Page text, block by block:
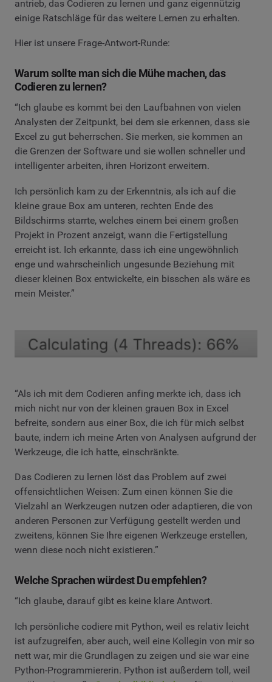
antrieb, das Codieren zu lernen und ganz eigennützig
einige Ratschläge für das weitere Lernen zu erhalten.
Hier ist unsere Frage-Antwort-Runde:
Warum sollte man sich die Mühe machen, das
Codieren zu lernen?
“Ich glaube es kommt bei den Laufbahnen von vielen
Analysten der Zeitpunkt, bei dem sie erkennen, dass sie
Excel zu gut beherrschen. Sie merken, sie kommen an
die Grenzen der Software und sie wollen schneller und
intelligenter arbeiten, ihren Horizont erweitern.
Ich persönlich kam zu der Erkenntnis, als ich auf die
kleine graue Box am unteren, rechten Ende des
Bildschirms starrte, welches einem bei einem großen
Projekt in Prozent anzeigt, wann die Fertigstellung
erreicht ist. Ich erkannte, dass ich eine ungewöhnlich
enge und wahrscheinlich ungesunde Beziehung mit
dieser kleinen Box entwickelte, ein bisschen als wäre es
mein Meister.”
“Als ich mit dem Codieren anfing merkte ich, dass ich
mich nicht nur von der kleinen grauen Box in Excel
befreite, sondern aus einer Box, die ich für mich selbst
baute, indem ich meine Arten von Analysen aufgrund der
Werkzeuge, die ich hatte, einschränkte.
Das Codieren zu lernen löst das Problem auf zwei
offensichtlichen Weisen: Zum einen können Sie die
Vielzahl an Werkzeugen nutzen oder adaptieren, die von
anderen Personen zur Verfügung gestellt werden und
zweitens, können Sie Ihre eigenen Werkzeuge erstellen,
wenn diese noch nicht existieren.”
Welche Sprachen würdest Du empfehlen?
“Ich glaube, darauf gibt es keine klare Antwort.
Ich persönliche codiere mit Python, weil es relativ leicht
ist aufzugreifen, aber auch, weil eine Kollegin von mir so
nett war, mir die Grundlagen zu zeigen und sie war eine
Python-Programmiererin. Python ist außerdem toll, weil